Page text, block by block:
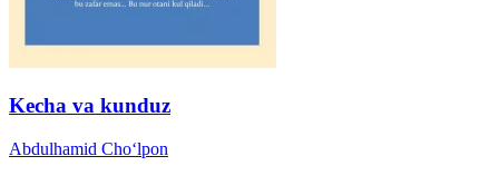
Kecha va kunduz
Abdulhamid Cho‘lpon